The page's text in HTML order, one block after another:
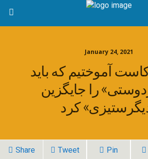
January 24, 2021
آموختیم که باید
را جایگزین
کرد
Share Tweet Pin